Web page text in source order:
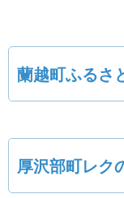
蘭越町ふるさ
厚沢部町レク